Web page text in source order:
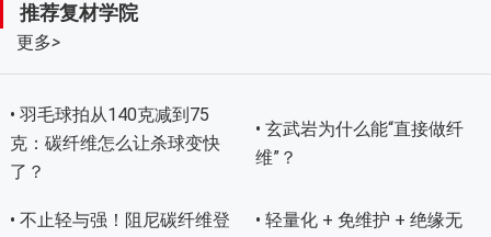
推荐复材学院
更多>
• 羽毛球拍从140克减到75
克：碳纤维怎么让杀球变快
了？
• 玄武岩为什么能“直接做纤
维”？
• 不止轻与强！阻尼碳纤维登
• 轻量化 + 免维护 + 绝缘无